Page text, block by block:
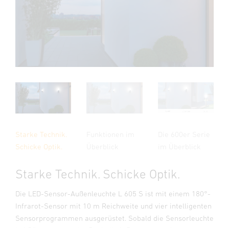
Starke Technik.
Schicke Optik.
Starke Technik. Schicke Optik.
Die LED-Sensor-Außenleuchte L 605 S ist mit einem 180°-
Infrarot-Sensor mit 10 m Reichweite und vier intelligenten
Sensorprogrammen ausgerüstet. Sobald die Sensorleuchte